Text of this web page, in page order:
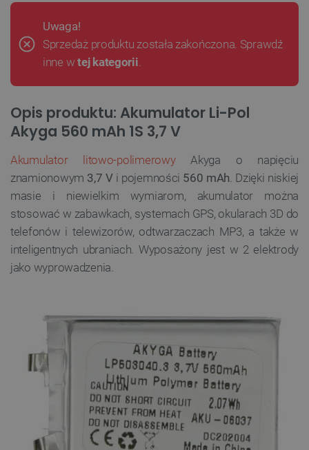
Uwaga!
Sprzedaż produktu została zakończona. Sprawdź
inne wtej kategorii.
Opis produktu: Akumulator Li-Pol
Akyga 560 mAh 1S 3,7 V
Akumulator litowo-polimerowyAkyga o napięciu
znamionowym 3,7 Vi pojemności 560 mAh. Dzięki niskiej
masie i niewielkim wymiarom, akumulator można
stosować w zabawkach, systemach GPS, okularach 3D do
telefonów i telewizorów, odtwarzaczach MP3, a także w
inteligentnych ubraniach. Wyposażony jest w 2 elektrody
jako wyprowadzenia.